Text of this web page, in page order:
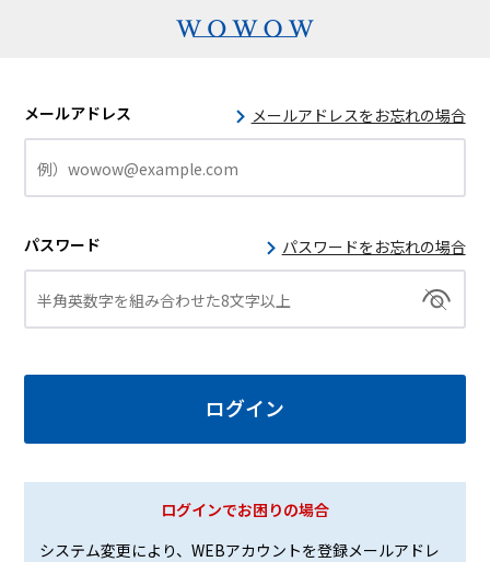
メールアドレス メールアドレスをお忘れの場合
パスワード パスワードをお忘れの場合
ログインでお困りの場合
システム変更により、WEBアカウントを登録メールアドレ